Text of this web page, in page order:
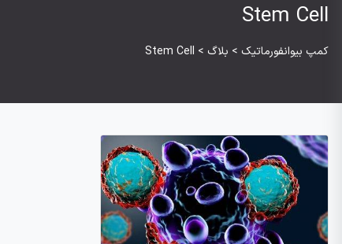
Stem Cell
کمپ بیوانفورماتیک > بلاگ >
Stem Cell